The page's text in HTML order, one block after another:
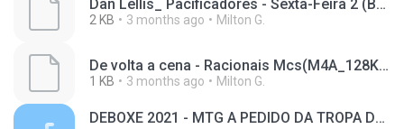
Dan Lellis_ Pacificadores - Sexta-Feira 2 (Bass Boosted)(M4A_128K)_private.lrc
2 KB 3 months ago Milton G.
De volta a cena - Racionais Mcs(M4A_128K)_private.lrc
1 KB 3 months ago Milton G.
DEBOXE 2021 - MTG A PEDIDO DA TROPA DO SERRÃO PENTÃO DE ROBOCOP (nexxsul music)